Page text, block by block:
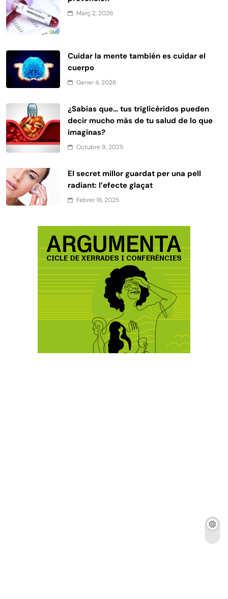
Març 2, 2026
Cuidar la mente también es cuidar el
cuerpo
Gener 4, 2026
¿Sabías que… tus triglicéridos pueden
decir mucho más de tu salud de lo que
imaginas?
Octubre 9, 2025
El secret millor guardat per una pell
radiant: l’efecte glaçat
Febrer 18, 2025